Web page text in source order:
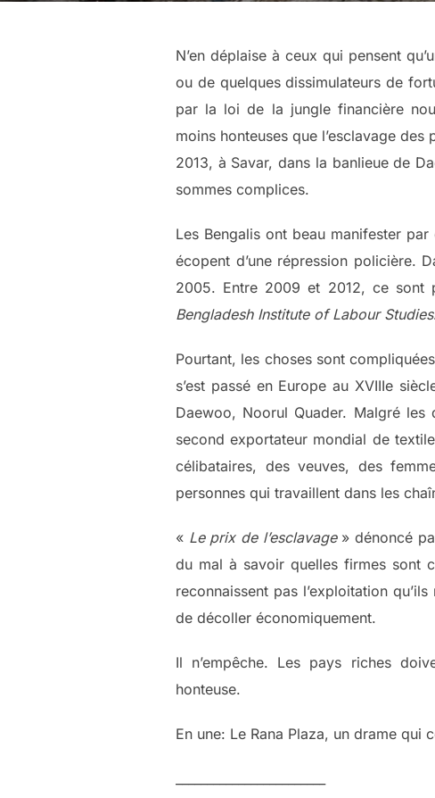
N’en déplaise à ceux qui pensent
ou de quelques dissimulateurs de
par la loi de la jungle financière
moins honteuses que l’esclavage
2013, à Savar, dans la banlieue de
sommes complices.
Les Bengalis ont beau manifester
écopent d’une répression policière.
2005. Entre 2009 et 2012, ce sont
Bengladesh Institute of Labour Studies
Pourtant, les choses sont
s’est passé en Europe au XVIIIe
Daewoo, Noorul Quader. Malgré
second exportateur mondial de
célibataires, des veuves, des
personnes qui travaillent dans les
« Le prix de l’esclavage» dénoncé
du mal à savoir quelles firmes sont
reconnaissent pas l’exploitation
de décoller économiquement.
Il n’empêche. Les pays riches
honteuse.
En une: Le Rana Plaza, un drame qui